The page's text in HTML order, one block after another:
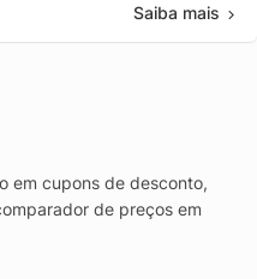
Saiba mais
em cupons de desconto,
de preços em